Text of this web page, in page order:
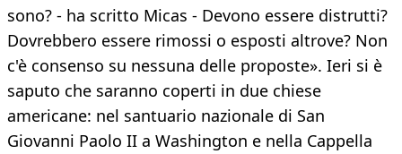
sono? - ha scritto Micas - Devono essere distrutti?
Dovrebbero essere rimossi o esposti altrove? Non
c'è consenso su nessuna delle proposte». Ieri si è
saputo che saranno coperti in due chiese
americane: nel santuario nazionale di San
Giovanni Paolo II a Washington e nella Cappella